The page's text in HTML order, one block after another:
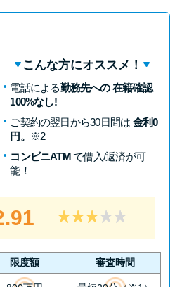
どれ？
低い＆他社借入があると
？バンクイックの口コミ
銀行カードローンの問い
先とシーン別の問い合わ
こんな方にオススメ！
電話による勤務先への 在籍確認
100%なし!
ご契約の翌日から30日間は 金利0
円。
※2
コンビニATM で借入/返済が可
能！
限度額 審査時間